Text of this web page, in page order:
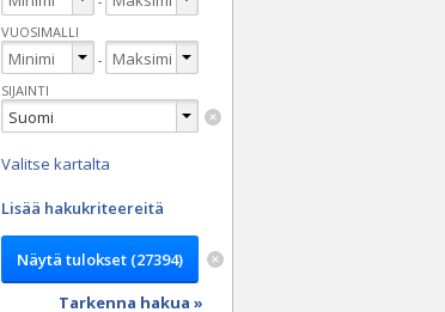
VUOSIMALLI
-
SIJAINTI
Valitse kartalta
Lisää hakukriteereitä
Tarkenna hakua »